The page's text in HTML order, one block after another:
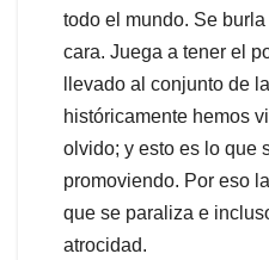
todo el mundo. Se
cara. Juega a tener el
llevado al conjunto de
históricamente hemos
olvido; y esto es lo que
promoviendo. Por eso
que se paraliza e
atrocidad.